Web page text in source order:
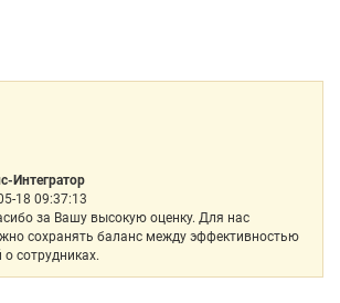
Интегратор
18 09:37:13
за Вашу высокую оценку. Для нас
сохранять баланс между эффективностью
о сотрудниках.